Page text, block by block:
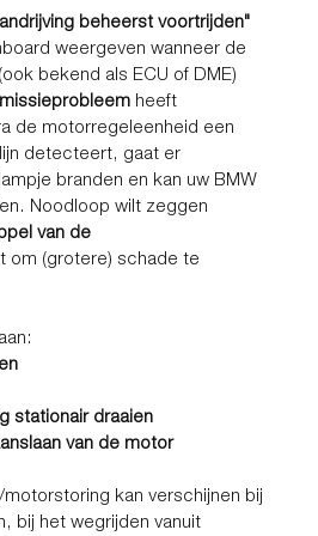
beheerst voortrijden"
weergeven wanneer de
bekend als ECU of DME)
heeft
de motorregeleenheid een
detecteert, gaat er
branden en kan uw BMW
Noodloop wilt zeggen
van de
om (grotere) schade te
stationair draaien
van de motor
kan verschijnen bij
bij het wegrijden vanuit